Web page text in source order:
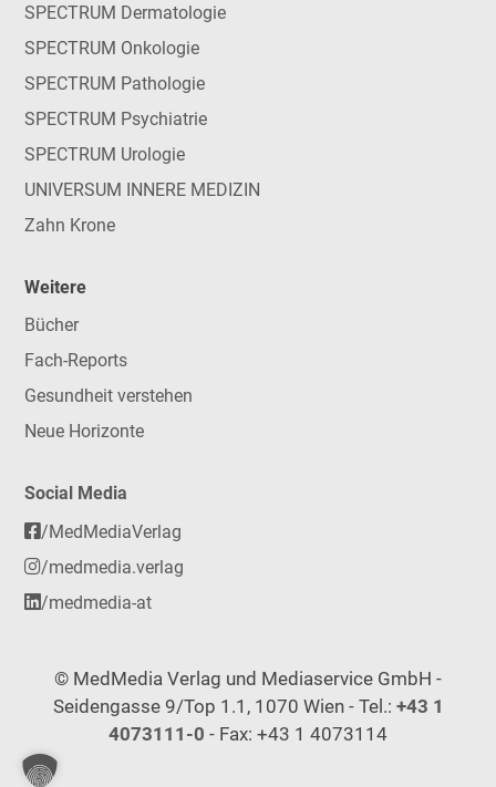
SPECTRUM Dermatologie
SPECTRUM Onkologie
SPECTRUM Pathologie
SPECTRUM Psychiatrie
SPECTRUM Urologie
UNIVERSUM INNERE MEDIZIN
Zahn Krone
Weitere
Bücher
Fach-Reports
Gesundheit verstehen
Neue Horizonte
Social Media
/MedMediaVerlag
/medmedia.verlag
/medmedia-at
© MedMedia Verlag und Mediaservice GmbH -
Seidengasse 9/Top 1.1, 1070 Wien - Tel.: +43 1
4073111-0 - Fax: +43 1 4073114